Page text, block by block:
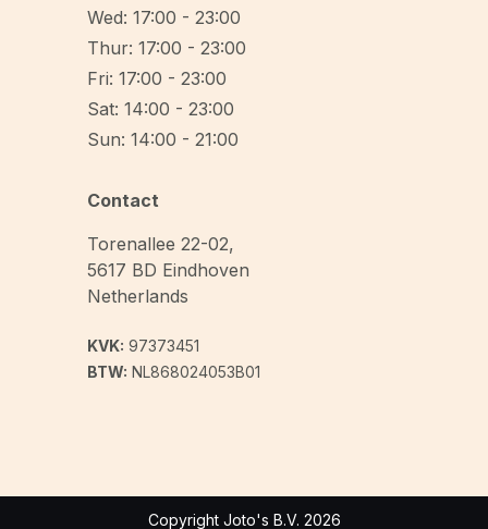
Wed: 17:00 - 23:00
Thur: 17:00 - 23:00
Fri: 17:00 - 23:00
Sat: 14:00 - 23:00
Sun: 14:00 - 21:00
Contact
Torenallee 22-02,
5617 BD Eindhoven
Netherlands
KVK: 97373451
BTW: NL868024053B01
Copyright Joto's B.V. 2026